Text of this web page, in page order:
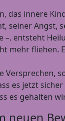
das innere
seiner Angst,
–, entsteht
mehr fliehen.
Versprechen,
es jetzt sicher
es gehalten
neuen